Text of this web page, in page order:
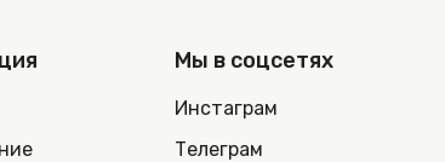
Мы в соцсетях
Инстаграм
Телеграм